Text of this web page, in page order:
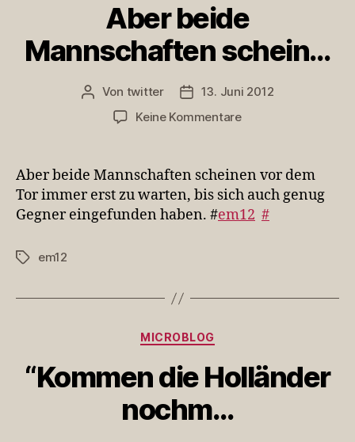
Aber beide
Mannschaften schein…
Beitragsautor
Von twitter Veröffentlichungsdatum
13. Juni 2012
Keine Kommentarezu
Mannschaften
schein…
Aber beide Mannschaften scheinen vor dem
Tor immer erst zu warten, bis sich auch genug
Gegner eingefunden haben. #em12 #
Schlagwörter
em12
Kategorien
MICROBLOG
“Kommen die Holländer
nochm…